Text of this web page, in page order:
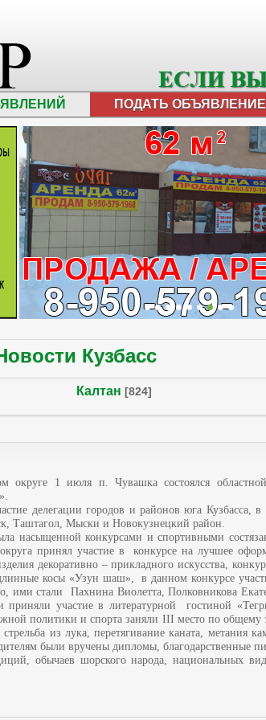
ПОДАТЬ ОБЪЯВЛЕНИЕ
Кузбасс
Калтан [824]
округе 1 июля п. Чувашка состоялся
делегации городов и районов юга Кузбасса,
Таштагол, Мыски и Новокузнецкий район.
насыщенной конкурсами и спортивными
округа принял участие в конкурсе на лучшее
декоративно – прикладного искусства,
косы «Узун шаш», в данном конкурсе
ими стали Пахнина Виолетта, Полковникова
приняли участие в литературной гостиной
политики и спорта заняли III место по общему
из лука, перетягивание каната, метания
были вручены дипломы, благодарственные
обычаев шорского народа, национальных